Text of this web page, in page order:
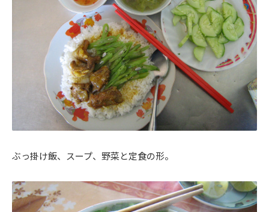
ぶっ掛け飯、スープ、野菜と定食の形。